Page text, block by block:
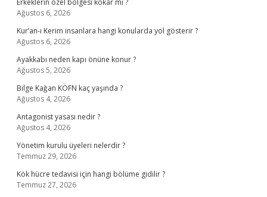
Erkeklerin özel bölgesi kokar mı ?
Ağustos 6, 2026
Kur’an-ı Kerim insanlara hangi konularda yol gösterir ?
Ağustos 6, 2026
Ayakkabı neden kapı önüne konur ?
Ağustos 5, 2026
Bilge Kağan KÖFN kaç yaşında ?
Ağustos 4, 2026
Antagonist yasası nedir ?
Ağustos 4, 2026
Yönetim kurulu üyeleri nelerdir ?
Temmuz 29, 2026
Kök hücre tedavisi için hangi bölüme gidilir ?
Temmuz 27, 2026